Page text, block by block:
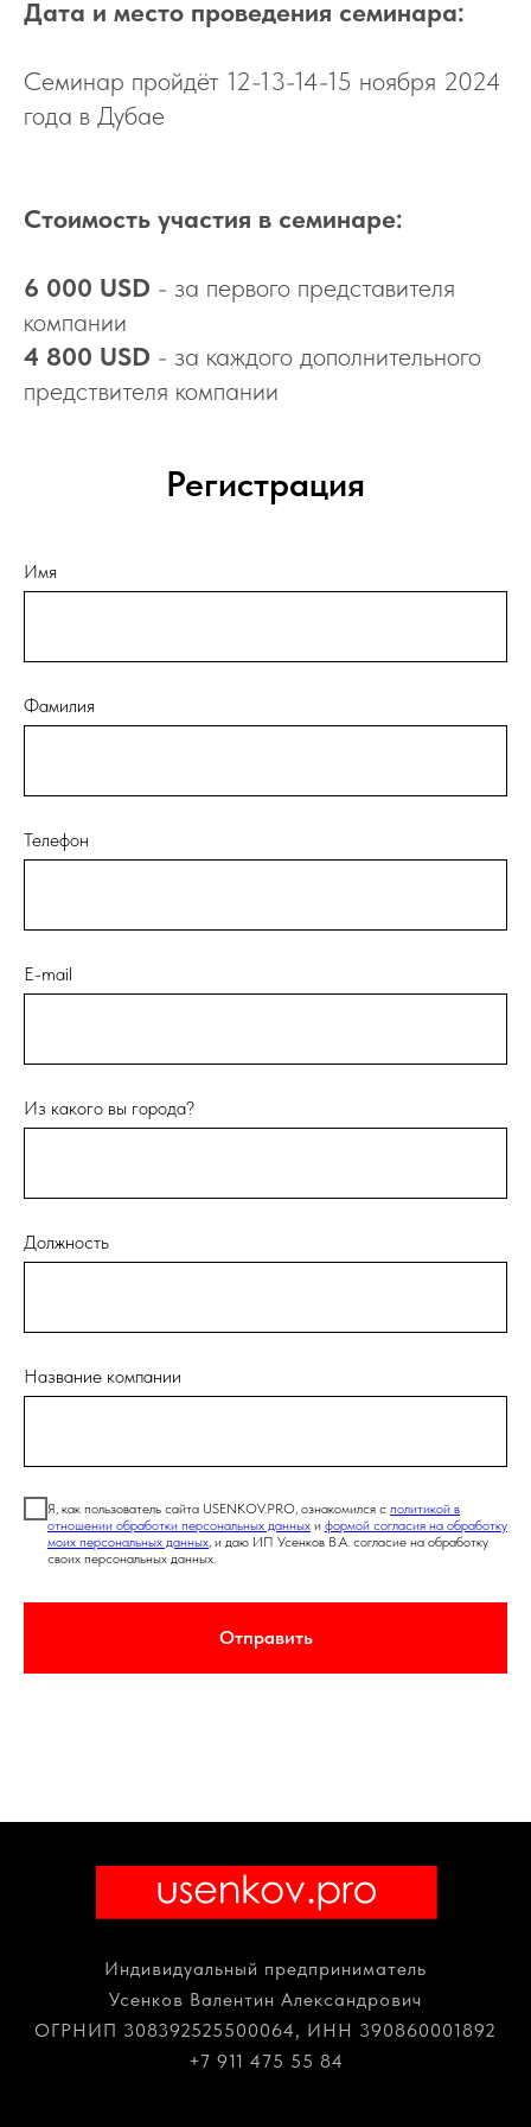
Дата и место проведения семинара:
Семинар пройдёт 12-13-14-15 ноября 2024
года в Дубае
Стоимость участия в семинаре:
6 000 USD - за первого представителя
компании
4 800 USD - за каждого дополнительного
предствителя компании
Регистрация
Имя
Фамилия
Телефон
E-mail
Из какого вы города?
Должность
Название компании
Я, как пользователь сайта USENKOV.PRO, ознакомился с политикой в
отношении обработки персональных данных и формой согласия на обработку
моих персональных данных, и даю ИП Усенков В.А. согласие на обработку
своих персональных данных.
Отправить
Индивидуальный предприниматель
Усенков Валентин Александрович
ОГРНИП 308392525500064, ИНН 390860001892
+7 911 475 55 84